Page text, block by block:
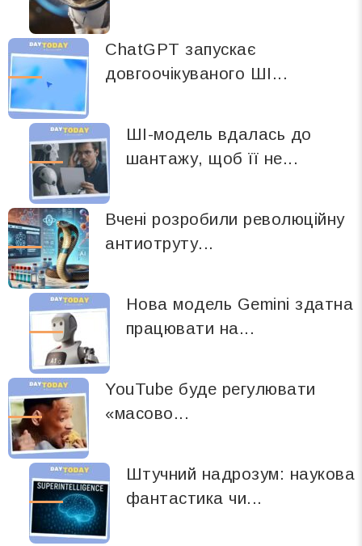
ChatGPT запускає
довгоочікуваного ШІ...
ШІ-модель вдалась до
шантажу, щоб її не...
Вчені розробили революційну
антиотруту...
Нова модель Gemini здатна
працювати на...
YouTube буде регулювати
«масово...
Штучний надрозум: наукова
фантастика чи...